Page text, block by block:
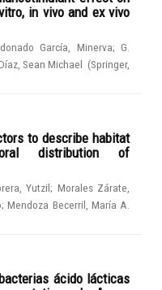
in vivo and ex vivo
García, Minerva;G.
Sean Michael (Springer,
to describe habitat
distribution of
Yutzil; Morales Zárate,
;Mendoza Becerril, María A.
ácido lácticas